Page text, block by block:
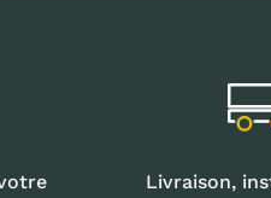
Livraison,